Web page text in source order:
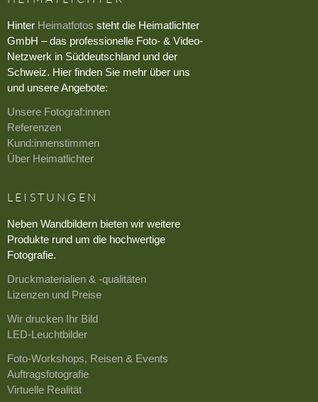
Hinter Heimatfotos steht die Heimatlichter
GmbH – das professionelle Foto- & Video-
Netzwerk in Süddeutschland und der
Schweiz. Hier finden Sie mehr über uns
und unsere Angebote:
Unsere Fotograf:innen
Referenzen
Kund:innenstimmen
Über Heimatlichter
LEISTUNGEN
Neben Wandbildern bieten wir weitere
Produkte rund um die hochwertige
Fotografie.
Druckmaterialien & -qualitäten
Lizenzen und Preise
Wir drucken Ihr Bild
LED-Leuchtbilder
Foto-Workshops, Reisen & Events
Auftragsfotografie
Virtuelle Realität